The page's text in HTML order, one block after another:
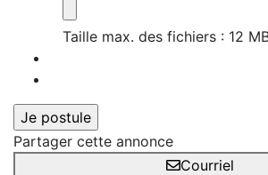
Taille max. des fichiers : 12
Partager cette annonce
Courriel